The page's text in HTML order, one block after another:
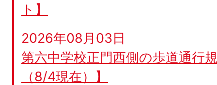
ト】
2026年08月03日
第六中学校正門西側の歩道通行
（8/4現在）】